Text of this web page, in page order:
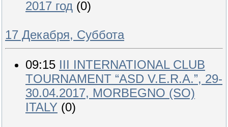
2017 год (0)
17 Декабря, Суббота
09:15 III INTERNATIONAL CLUB
TOURNAMENT “ASD V.E.R.A.”, 29-
30.04.2017, MORBEGNO (SO)
ITALY (0)